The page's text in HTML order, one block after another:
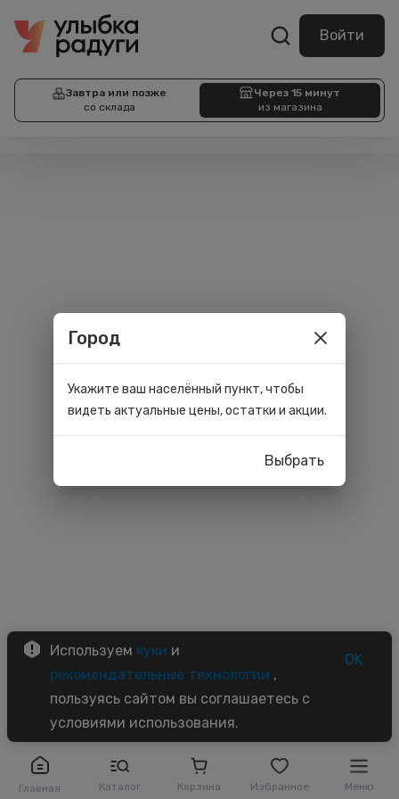
Войти
Завтра или позже
со склада
Через 15 минут
из магазина
Главная Каталог Корзина Избранное Меню
Используем куки и
рекомендательные технологии ,
пользуясь сайтом вы соглашаетесь с
условиями использования.
OK
Город
Укажите ваш населённый пункт, чтобы
видеть актуальные цены, остатки и акции.
Выбрать